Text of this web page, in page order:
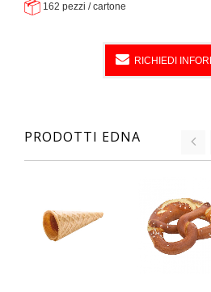
162 pezzi / cartone
RICHIEDI
PRODOTTI EDNA